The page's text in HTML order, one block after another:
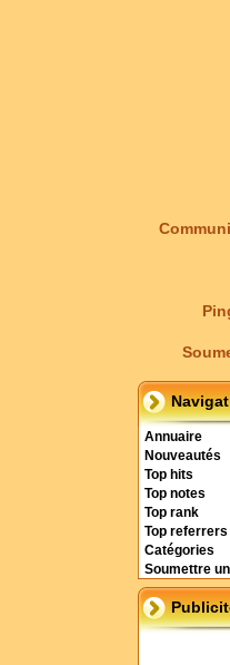
Annuaire
Nouveautés
Top hits
Top notes
Top rank
Top referrers
Catégories
Soumettre